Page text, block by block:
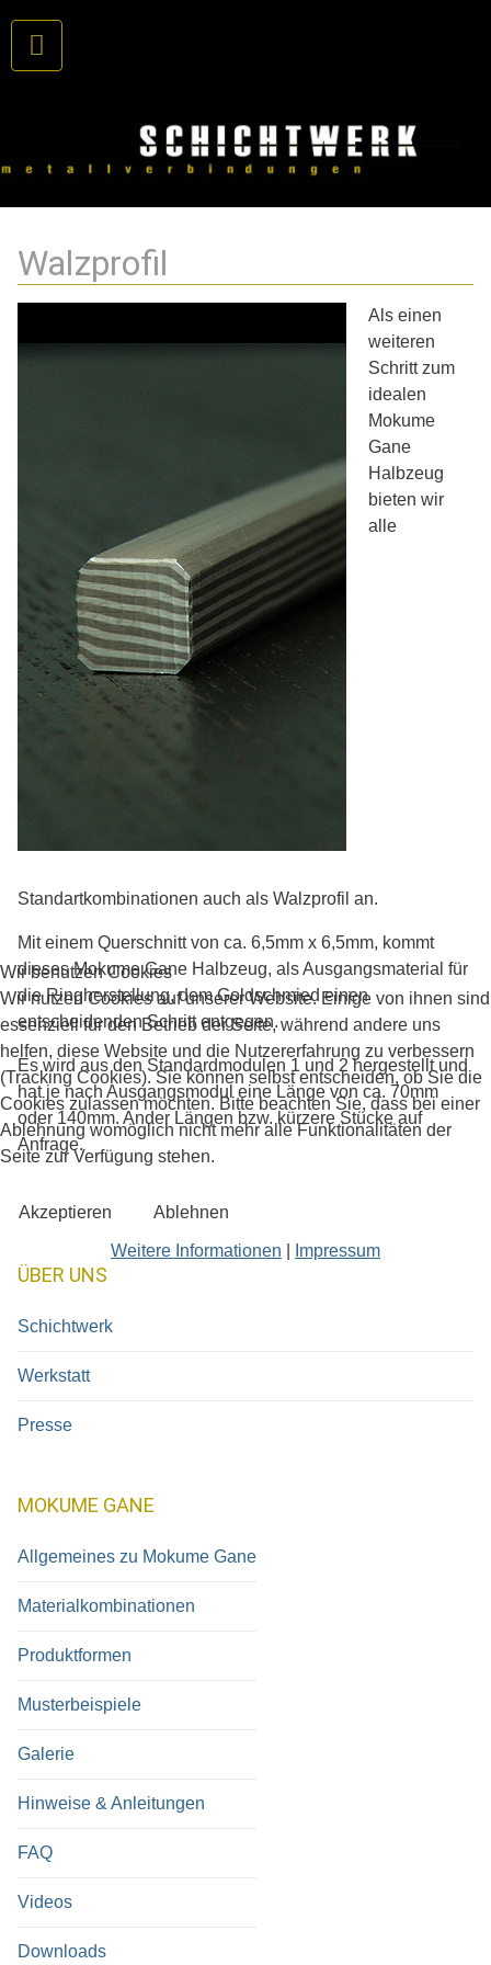
ÜBER UNS
Schichtwerk
Werkstatt
Presse
MOKUME GANE
Allgemeines zu Mokume Gane
Materialkombinationen
Produktformen
Musterbeispiele
Galerie
Hinweise & Anleitungen
FAQ
Videos
Downloads
Walzprofil
Als einen
weiteren
Schritt zum
idealen
Mokume
Gane
Halbzeug
bieten wir
alle
Standartkombinationen auch als Walzprofil an.
Mit einem Querschnitt von ca. 6,5mm x 6,5mm, kommt
dieses Mokume Gane Halbzeug, als Ausgangsmaterial für
die Ringherstellung, dem Goldschmied einen
entscheidenden Schritt entgegen.
Es wird aus den Standardmodulen 1 und 2 hergestellt und
hat je nach Ausgangsmodul eine Länge von ca. 70mm
oder 140mm. Ander Längen bzw. kürzere Stücke auf
Anfrage.
Wir benutzen Cookies
Wir nutzen Cookies auf unserer Website. Einige von ihnen sind
essenziell für den Betrieb der Seite, während andere uns
helfen, diese Website und die Nutzererfahrung zu verbessern
(Tracking Cookies). Sie können selbst entscheiden, ob Sie die
Cookies zulassen möchten. Bitte beachten Sie, dass bei einer
Ablehnung womöglich nicht mehr alle Funktionalitäten der
Seite zur Verfügung stehen.
Akzeptieren Ablehnen
Weitere Informationen Impressum